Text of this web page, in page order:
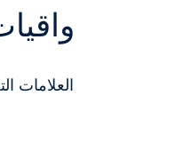
العلامات